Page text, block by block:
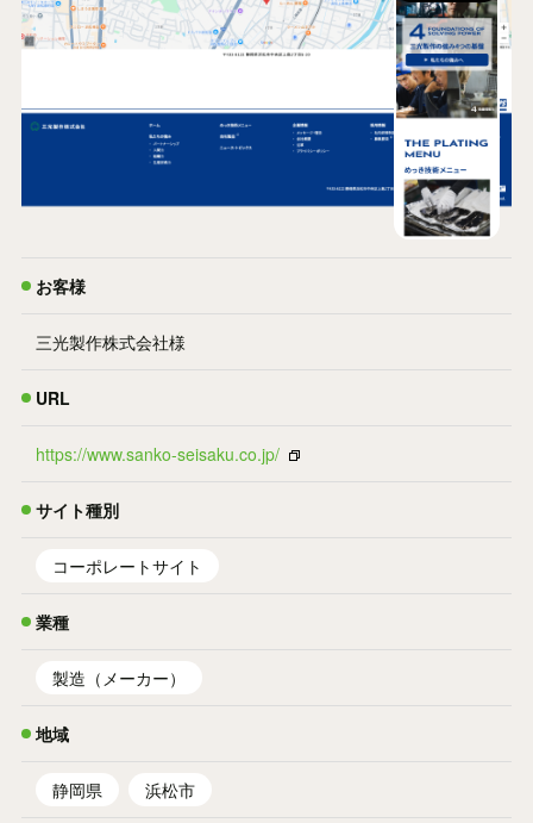
お客様
三光製作株式会社様
URL
https://www.sanko-seisaku.co.jp/
サイト種別
コーポレートサイト
業種
製造（メーカー）
地域
静岡県 浜松市